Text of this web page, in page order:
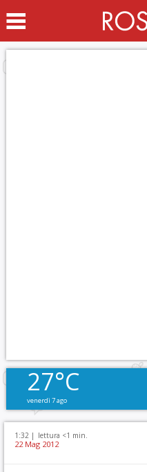
27°C
venerdì 7 ago
1:32 | lettura <1 min.
22 Mag 2012